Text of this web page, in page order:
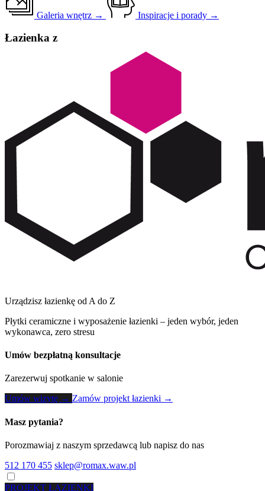
Galeria wnętrz → Inspiracje i porady →
Łazienka z
Urządzisz łazienkę od A do Z
Płytki ceramiczne i wyposażenie łazienki – jeden wybór, jeden
wykonawca, zero stresu
Umów bezpłatną konsultacje
Zarezerwuj spotkanie w salonie
Umów wizytę → Zamów projekt łazienki →
Masz pytania?
Porozmawiaj z naszym sprzedawcą lub napisz do nas
512 170 455 sklep@romax.waw.pl
PROJEKT ŁAZIENKI